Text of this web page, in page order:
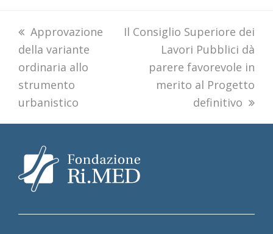
previous
post:
Approvazione
della variante
ordinaria allo
strumento
urbanistico
next
Il Consiglio Superiore dei
Lavori Pubblici dà
parere favorevole in
merito al Progetto
definitivo